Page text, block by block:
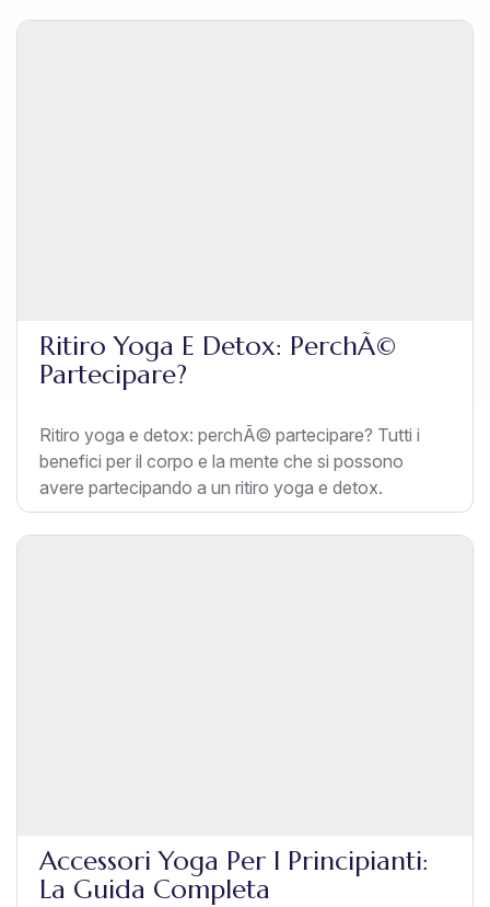
Ritiro Yoga E Detox: PerchÃ©
Partecipare?
Ritiro yoga e detox: perchÃ© partecipare? Tutti i
benefici per il corpo e la mente che si possono
avere partecipando a un ritiro yoga e detox.
Accessori Yoga Per I Principianti:
La Guida Completa